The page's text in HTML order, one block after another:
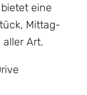
eine
Mittag-
Art.